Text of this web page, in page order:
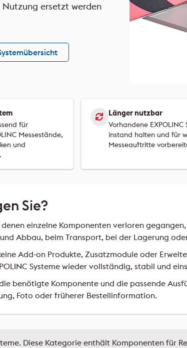
ersetzt werden
für
Messestände,
und
Länger nutzbar
Vorhandene EXPOLINC
instand halten und für
Messeauftritte
Sie?
einzelne Komponenten verloren
Abbau, beim Transport, bei der Lagerung
Add-on Produkte, Zusatzmodule oder
Systeme wieder vollständig, stabil und
benötigte Komponente und die passende
Foto oder früherer Bestellinformation.
Diese Kategorie enthält Komponenten für